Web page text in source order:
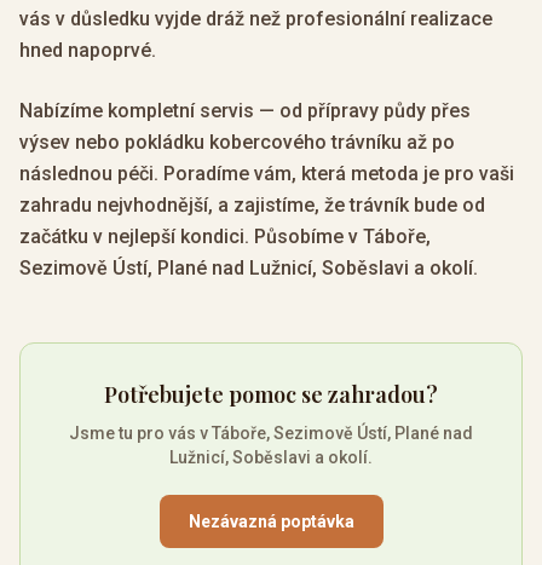
vás v důsledku vyjde dráž než profesionální realizace
hned napoprvé.
Nabízíme kompletní servis — od přípravy půdy přes
výsev nebo pokládku kobercového trávníku až po
následnou péči. Poradíme vám, která metoda je pro vaši
zahradu nejvhodnější, a zajistíme, že trávník bude od
začátku v nejlepší kondici. Působíme v Táboře,
Sezimově Ústí, Plané nad Lužnicí, Soběslavi a okolí.
Potřebujete pomoc se zahradou?
Jsme tu pro vás v Táboře, Sezimově Ústí, Plané nad
Lužnicí, Soběslavi a okolí.
Nezávazná poptávka